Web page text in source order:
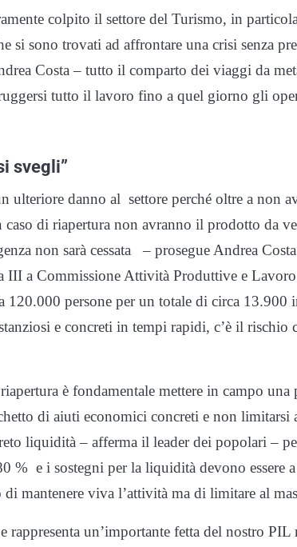
colpito il settore del Turismo, in
si sono trovati ad affrontare una crisi senza
Costa – tutto il comparto dei viaggi da
tutto il lavoro fino a quel giorno gli
svegli”
ulteriore danno al settore perché oltre a non
di riapertura non avranno il prodotto da
non sarà cessata – prosegue Andrea
III a Commissione Attività Produttive e
persone per un totale di circa 13.900
e concreti in tempi rapidi, c’è il rischio
è fondamentale mettere in campo una
di aiuti economici concreti e non limitarsi
liquidità – afferma il leader dei popolari –
% e i sostegni per la liquidità devono essere
mantenere viva l’attività ma di limitare al
rappresenta un’importante fetta del nostro